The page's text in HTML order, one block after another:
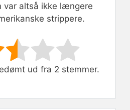
var altså ikke længere
strippere.
Submit Rating
ud fra 2 stemmer.